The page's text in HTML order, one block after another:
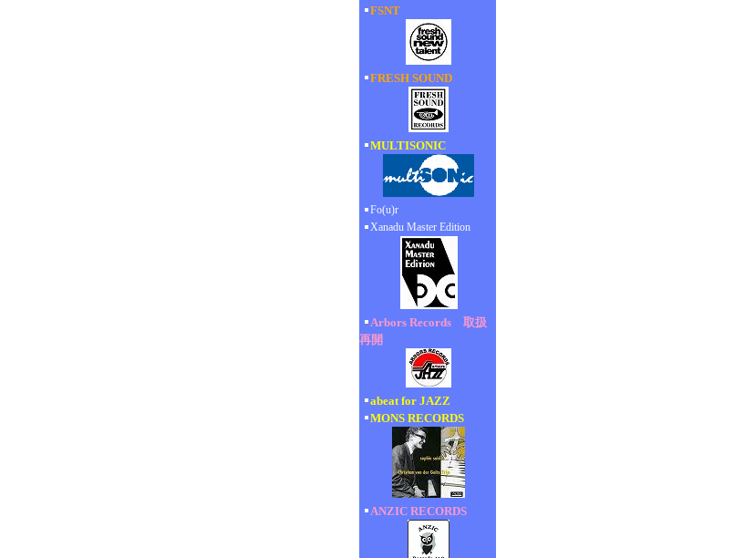
FSNT
FRESH SOUND
MULTISONIC
Fo(u)r
Xanadu Master Edition
Arbors Records 取扱
再開
abeat for JAZZ
MONS RECORDS
ANZIC RECORDS